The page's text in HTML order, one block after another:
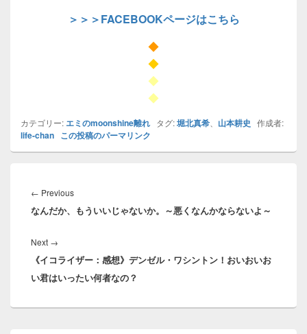
＞＞＞FACEBOOKページはこちら
◆
◆
◆
◆
カテゴリー: エミのmoonshine離れ タグ:堀北真希 山本耕史 作成者:
life-chan この投稿のパーマリンク
稿
ナ
ゲ
シ
ョ
← PreviousPrevious
post:
なんだか、もういいじゃないか。～悪くなんかならないよ～
Next →
post:
《イコライザー：感想》デンゼル・ワシントン！おいおいお
い君はいったい何者なの？